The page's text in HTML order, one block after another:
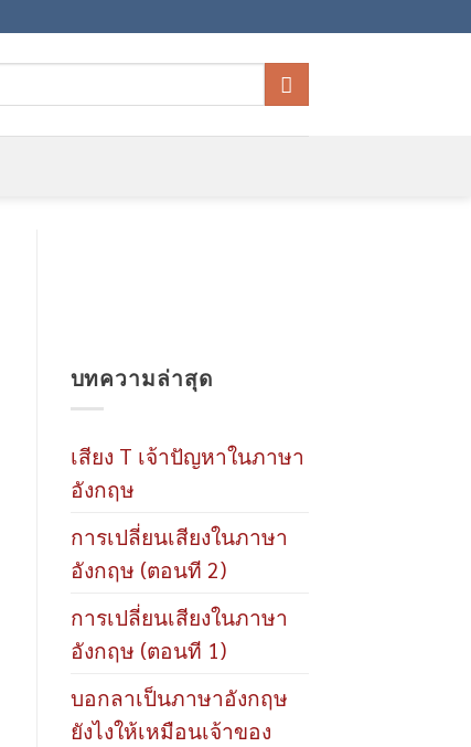
บทความล่าสุด
เสียง T เจ้าปัญหาในภาษา
อังกฤษ
การเปลี่ยนเสียงในภาษา
อังกฤษ (ตอนที 2)
การเปลี่ยนเสียงในภาษา
อังกฤษ (ตอนที 1)
บอกลาเป็นภาษาอังกฤษ
ยังไงให้เหมือนเจ้าของ